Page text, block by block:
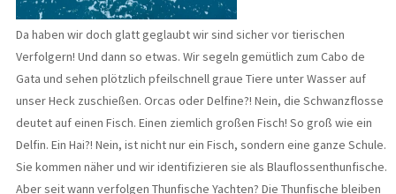
Da haben wir doch glatt geglaubt wir sind sicher vor tierischen
Verfolgern! Und dann so etwas. Wir segeln gemütlich zum Cabo de
Gata und sehen plötzlich pfeilschnell graue Tiere unter Wasser auf
unser Heck zuschießen. Orcas oder Delfine?! Nein, die Schwanzflosse
deutet auf einen Fisch. Einen ziemlich großen Fisch! So groß wie ein
Delfin. Ein Hai?! Nein, ist nicht nur ein Fisch, sondern eine ganze Schule.
Sie kommen näher und wir identifizieren sie als Blauflossenthunfische.
Aber seit wann verfolgen Thunfische Yachten? Die Thunfische bleiben